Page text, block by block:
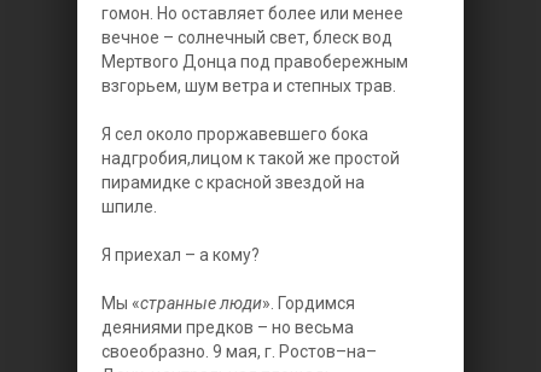
гомон. Но оставляет более или менее
вечное – солнечный свет, блеск вод
Мертвого Донца под правобережным
взгорьем, шум ветра и степных трав.
Я сел около проржавевшего бока
надгробия,лицом к такой же простой
пирамидке с красной звездой на
шпиле.
Я приехал – а кому?
Мы «странные люди». Гордимся
деяниями предков – но весьма
своеобразно. 9 мая, г. Ростов–на–